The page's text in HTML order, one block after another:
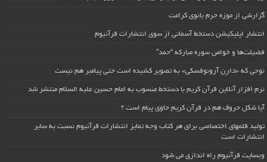
گزارشی از موزه حرم بانوی کرامت
انتشار اپلیکیشن دستخط آسمانی از سوی انتشارات قرآنیوم
فضیلت‌ها و خواص سوره مبارکه “حمد”
نوحی که «دارِن آرونوفسکی» به تصویر کشیده است حتی پیامبر هم نیست
نرم افزار آنلاین قرآن کریم با دستخط منسوب به امام حسین علیه السلام منتشر شد
آیا شکل حروف هم در قرآن کریم حاوی پیام است ؟
تولید قلمهای اختصاصی برای هر کتاب وجه تمایز انتشارات قرآنیوم نسبت به سایر
انتشارات است
وبسایت قرآنیوم راه اندازی می شود